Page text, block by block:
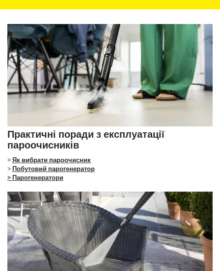
Практичні поради з експлуатації
пароочисників
>Як вибрати пароочисник
>Побутовий парогенератор
> Парогенератори